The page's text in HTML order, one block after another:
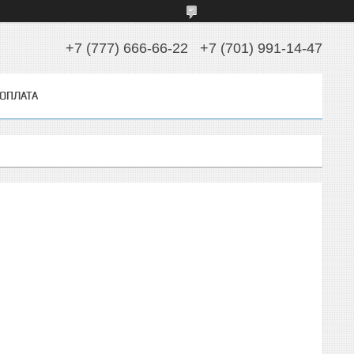
+7 (777) 666-66-22 +7 (701) 991-14-47